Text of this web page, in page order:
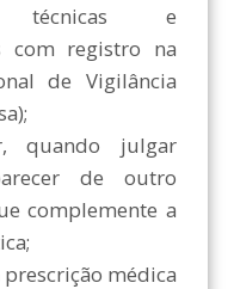
técnicas e
com registro na
de Vigilância
quando julgar
de outro
complemente a
prescrição médica